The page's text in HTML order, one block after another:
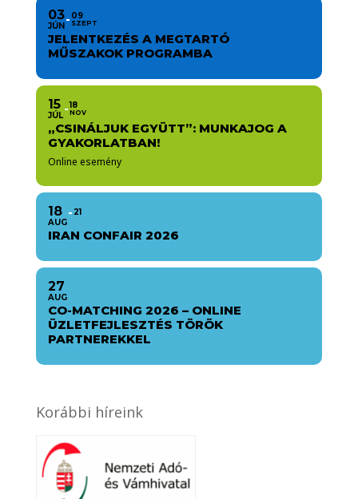
03
JÚN
09
SZEPT
JELENTKEZÉS A MEGTARTÓ
MŰSZAKOK PROGRAMBA
15
JÚL
18
NOV
„CSINÁLJUK EGYÜTT”: MUNKAJOG A
GYAKORLATBAN!
Online esemény
18
AUG
21
IRAN CONFAIR 2026
27
AUG
CO-MATCHING 2026 – ONLINE
ÜZLETFEJLESZTÉS TÖRÖK
PARTNEREKKEL
Korábbi híreink